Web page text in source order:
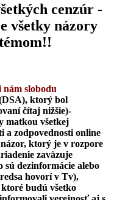
cenzúr -
všetky názory
slobodu
ktorý bol
čítaj nižšie)-
matkou všetkej
a zodpovednosti online
ktorý je v rozpore
zaväzuje
dezinformácie alebo
hovorí v Tv),
budú všetko